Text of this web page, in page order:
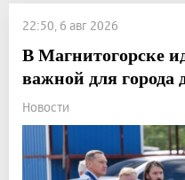
22:50, 6 авг 2026
В Магнитогорске
важной для города
Новости